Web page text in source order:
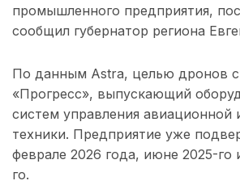
промышленного предприятия,
сообщил губернатор региона
По данным Astra, целью дронов
«Прогресс», выпускающий
систем управления авиационной
техники. Предприятие уже
феврале 2026 года, июне 2025-го
го.